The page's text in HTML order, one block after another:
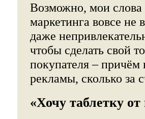
Возможно, мои слова
маркетинга вовсе не
даже
чтобы сделать свой
покупателя – причём
рекламы, сколько за
«Хочу таблетку от